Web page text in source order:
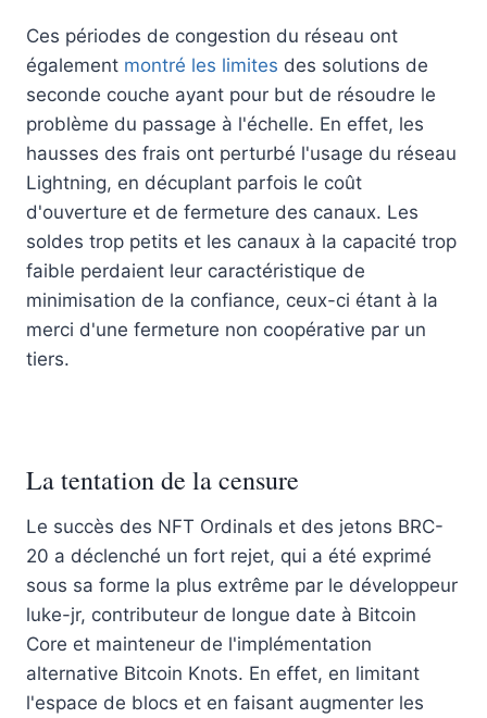
Ces périodes de congestion du réseau ont
également montré les limites des solutions de
seconde couche ayant pour but de résoudre le
problème du passage à l'échelle. En effet, les
hausses des frais ont perturbé l'usage du réseau
Lightning, en décuplant parfois le coût
d'ouverture et de fermeture des canaux. Les
soldes trop petits et les canaux à la capacité trop
faible perdaient leur caractéristique de
minimisation de la confiance, ceux-ci étant à la
merci d'une fermeture non coopérative par un
tiers.
La tentation de la censure
Le succès des NFT Ordinals et des jetons BRC-
20 a déclenché un fort rejet, qui a été exprimé
sous sa forme la plus extrême par le développeur
luke-jr, contributeur de longue date à Bitcoin
Core et mainteneur de l'implémentation
alternative Bitcoin Knots. En effet, en limitant
l'espace de blocs et en faisant augmenter les